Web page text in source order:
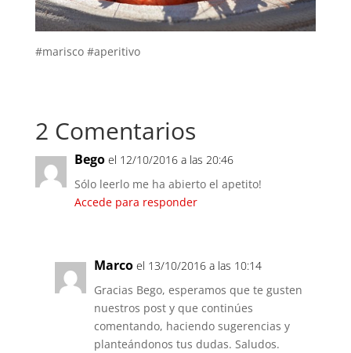
#marisco #aperitivo
2 Comentarios
Bego el 12/10/2016 a las 20:46
Sólo leerlo me ha abierto el apetito!
Accede para responder
Marco el 13/10/2016 a las 10:14
Gracias Bego, esperamos que te gusten
nuestros post y que continúes
comentando, haciendo sugerencias y
planteándonos tus dudas. Saludos.